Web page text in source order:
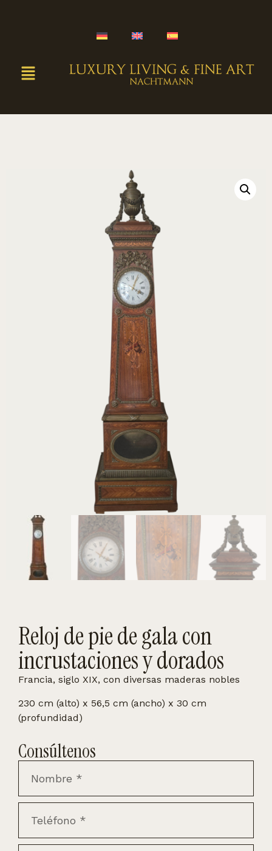
Reloj de pie de gala con
incrustaciones y dorados
Francia, siglo XIX, con diversas maderas nobles
230 cm (alto) x 56,5 cm (ancho) x 30 cm
(profundidad)
Consúltenos